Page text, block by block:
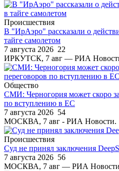
Происшествия
В "ИрАэро" рассказали о
тайге самолетом
7 августа 2026 22
ИРКУТСК, 7 авг — РИА
Общество
СМИ: Черногория может скоро
по вступлению в ЕС
7 августа 2026 54
МОСКВА, 7 авг - РИА Новости.
Происшествия
Суд не принял заключения
7 августа 2026 56
МОСКВА, 7 авг — РИА